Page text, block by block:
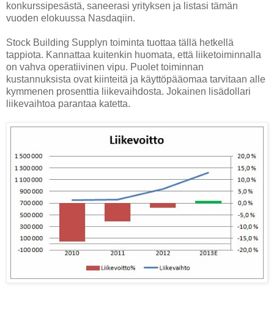
konkurssipesästä, saneerasi yrityksen ja listasi tämän
vuoden elokuussa Nasdaqiin.
Stock Building Supplyn toiminta tuottaa tällä hetkellä
tappiota. Kannattaa kuitenkin huomata, että liiketoiminnalla
on vahva operatiivinen vipu. Puolet toiminnan
kustannuksista ovat kiinteitä ja käyttöpääomaa tarvitaan alle
kymmenen prosenttia liikevaihdosta. Jokainen lisädollari
liikevaihtoa parantaa katetta.